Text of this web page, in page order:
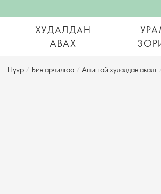
ХУДАЛДАН
АВАХ
Нүүр / Бие арчилгаа / Ашигтай худалдан авалт